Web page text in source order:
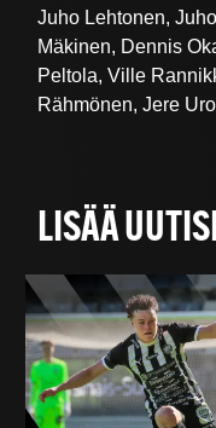
Juho Lehtonen,
Mäkinen, Dennis
Peltola, Ville
Rähmönen, Jere
LISÄÄ